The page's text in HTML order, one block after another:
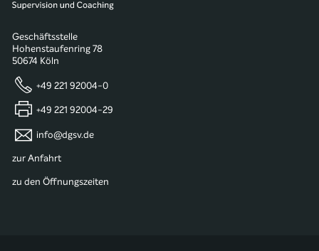
Geschäftsstelle
Hohenstaufenring 78
50674 Köln
+49 221 92004-0
+49 221 92004-29
info@dgsv.de
zur Anfahrt
zu den Öffnungszeiten